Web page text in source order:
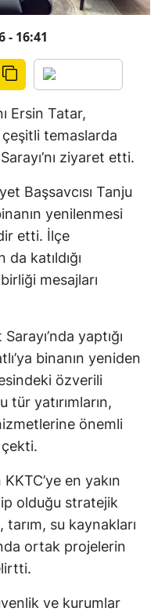
- 16:41
Ersin Tatar,
temaslarda
ziyaret etti.
Başsavcısı Tanju
yenilenmesi
etti. İlçe
da katıldığı
mesajları
yaptığı
binanın yeniden
özverili
yatırımların,
önemli
çekti.
en yakın
olduğu stratejik
su kaynakları
ortak projelerin
ve kurumlar